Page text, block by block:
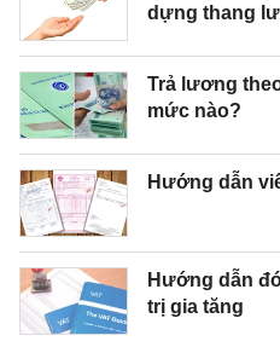
dựng thang
Trả lương
mức nào?
Hướng dẫn
Hướng dẫn
trị gia tăng